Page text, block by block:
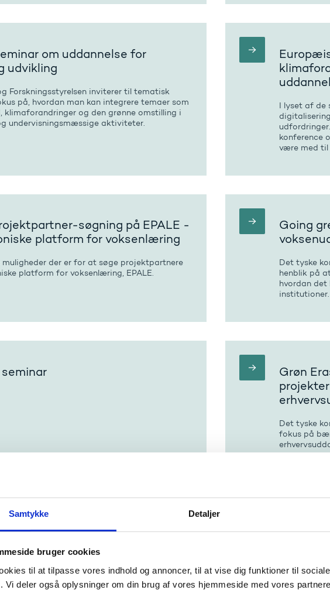
Samtykke Detaljer
bruger cookies
til at tilpasse vores indhold og annoncer, til at vise dig funktioner til
Vi deler også oplysninger om din brug af vores hjemmeside med vores
om uddannelse for
udvikling
Forskningsstyrelsen inviterer til tematisk
på, hvordan man kan integrere temaer som
og den grønne omstilling i
undervisningsmæssige aktiviteter.
I lyset af de
konference
være med til
søgning på EPALE -
platform for voksenlæring
muligheder der er for at søge projektpartnere
platform for voksenlæring, EPALE.
Going
Det tyske
henblik på
hvordan det
institutioner.
Grøn
Det tyske
fokus på
om implementering af
for Erasmus Charter for Higher
at diskutere indholdet af ECHE-principperne,
komme i spil i din organisation
for
for